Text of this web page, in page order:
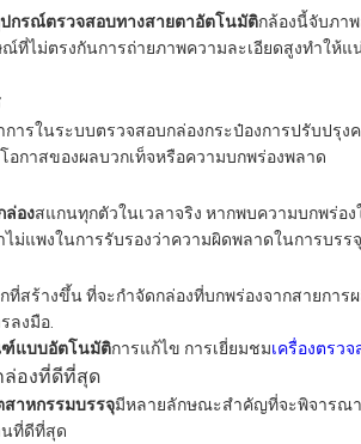
กรณ์ตรวจสอบทางสายตาอัตโนมัติกล้องนี้จับภา
ที่ไม่ตรงกันการถ่ายภาพความละเอียดสูงทําให้แ
การในระบบตรวจสอบกล่องกระป๋องการปรับปรุ
กาสของผลบวกเท็จหรือความบกพร่องพลาด
ล่องสแกนทุกตัวในเวลาจริง หากพบความบกพร่อ
ม่แพงในการรับรองว่าความผิดพลาดในการบรร
ที่สร้างขึ้น ที่จะกําจัดกล่องที่บกพร่องจากสายกา
ลงมือ.
ฑ์แบบอัตโนมัติการแก้ไข การเยี่ยมชมเครื่องตรว
องที่ดีที่สุด
าหกรรมบรรจุมีหลายลักษณะสําคัญที่จะพิจารณ
นที่ดีที่สุด